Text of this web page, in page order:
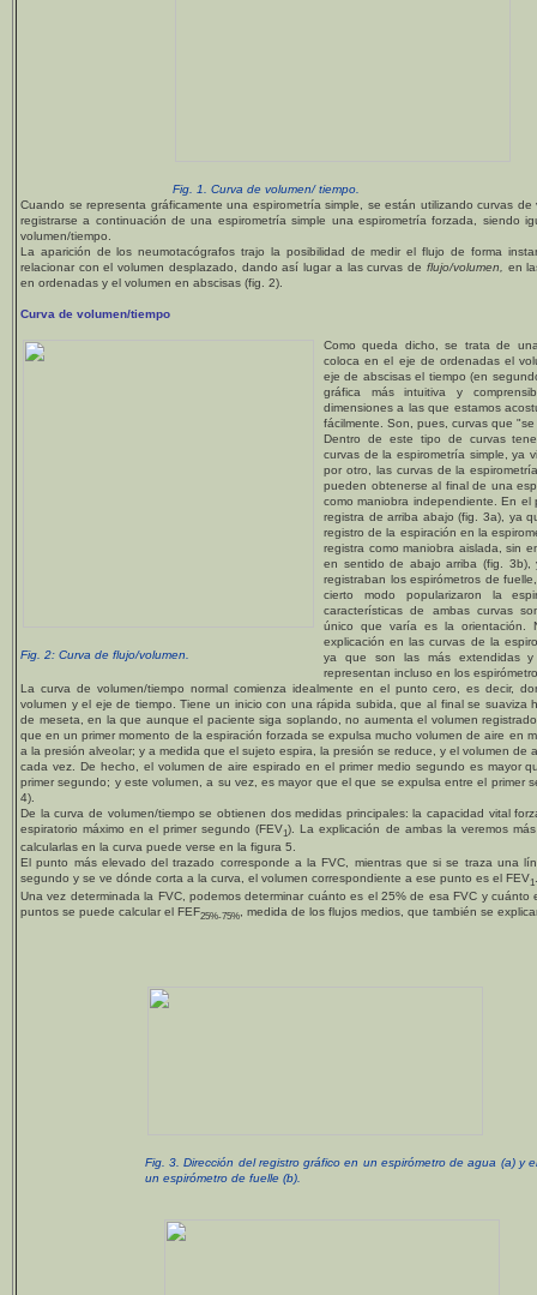
Fig. 1. Curva de volumen/ tiempo.
Cuando se representa gráficamente una espirometría simple, se están utilizando curvas de
registrarse a continuación de una espirometría simple una espirometría forzada, siendo
volumen/tiempo.
La aparición de los neumotacógrafos trajo la posibilidad de medir el flujo de forma
relacionar con el volumen desplazado, dando así lugar a las curvas de flujo/volumen,
en
en ordenadas y el volumen en abscisas (fig. 2).
Curva de volumen/tiempo
Fig. 2: Curva de flujo/volumen.
Como queda dicho, se trata de
coloca en el eje de ordenadas el
eje de abscisas el tiempo (en
gráfica más intuitiva y
dimensiones a las que estamos
fácilmente. Son, pues, curvas que
Dentro de este tipo de curvas
curvas de la espirometría simple, ya
por otro, las curvas de la
pueden obtenerse al final de una
como maniobra independiente. En el
registra de arriba abajo (fig. 3a), ya
registro de la espiración en la
registra como maniobra aislada, sin
en sentido de abajo arriba (fig.
registraban los espirómetros de
cierto modo popularizaron la
características de ambas curvas
único que varía es la orientación.
explicación en las curvas de la
ya que son las más extendidas
representan incluso en los
La curva de volumen/tiempo normal comienza idealmente en el punto cero, es decir,
volumen y el eje de tiempo. Tiene un inicio con una rápida subida, que al final se suaviza
de meseta, en la que aunque el paciente siga soplando, no aumenta el volumen
que en un primer momento de la espiración forzada se expulsa mucho volumen de aire en
a la presión alveolar; y a medida que el sujeto espira, la presión se reduce, y el volumen de
cada vez. De hecho, el volumen de aire espirado en el primer medio segundo es mayor
primer segundo; y este volumen, a su vez, es mayor que el que se expulsa entre el primer
4).
De la curva de volumen/tiempo se obtienen dos medidas principales: la capacidad vital
espiratorio máximo en el primer segundo (FEV1). La explicación de ambas la veremos
calcularlas en la curva puede verse en la figura 5.
El punto más elevado del trazado corresponde a la FVC, mientras que si se traza una
segundo y se ve dónde corta a la curva, el volumen correspondiente a ese punto es el FEV1
Una vez determinada la FVC, podemos determinar cuánto es el 25% de esa FVC y cuánto
puntos se puede calcular el FEF25%-75% , medida de los flujos medios, que también se
Fig. 3. Dirección del registro gráfico en un espirómetro de agua (a) y
un espirómetro de fuelle (b).